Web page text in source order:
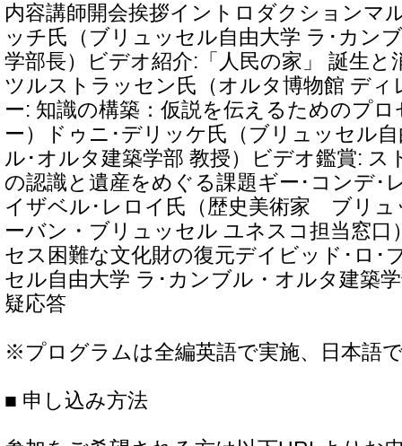
内容講師開会挨拶イントロダクションマ
ッチ氏（ブリュッセル自由大学 ラ･カン
学部長）ビデオ紹介:「人民の家」 誕生と
ツルストラッセン氏（オルタ博物館 デ
ー: 知識の構築：仮説を伝えるためのプ
ー）ドゥニ･デリッケ氏（ブリュッセル
ル･オルタ建築学部 教授）ビデオ鑑賞: ス
の認識と遺産をめぐる課題ギー･コンデ･
イザベル･レロイ氏（歴史美術家 ブリュ
ーバン・ブリュッセル ユネスコ担当窓口
セス困難な文化財の復元デイビッド･ロ･
セル自由大学 ラ･カンブル・オルタ建築
疑応答
※プログラムは全編英語で実施、日本語
■ 申し込み方法